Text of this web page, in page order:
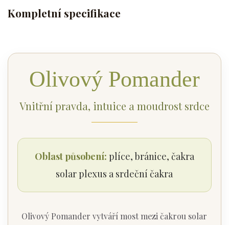
Kompletní specifikace
Olivový Pomander
Vnitřní pravda, intuice a moudrost srdce
Oblast působení: plíce, bránice, čakra
solar plexus a srdeční čakra
Olivový Pomander vytváří most mezi čakrou solar